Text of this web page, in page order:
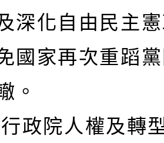
深化自由民主
國家再次重蹈
。
政院人權及轉